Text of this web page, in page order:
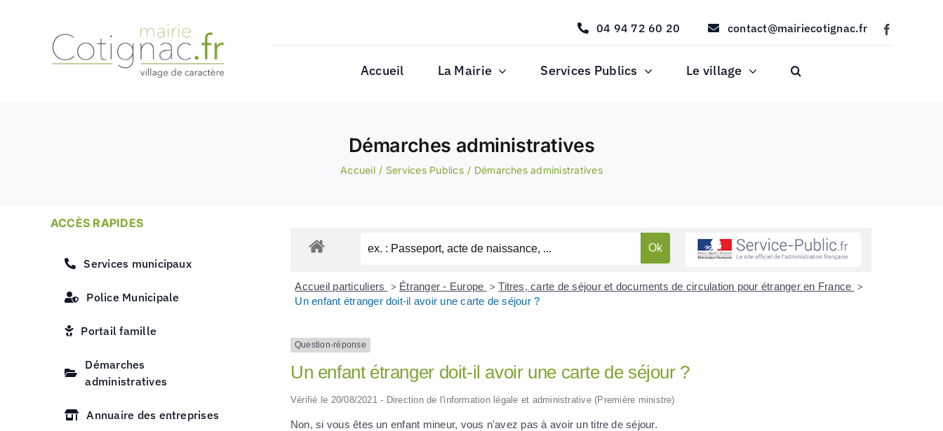
04 94 72 60 20 contact@mairiecotignac.fr
Accueil La Mairie Services Publics Le village
Démarches administratives
Accueil Services Publics Démarches administratives
ACCÈS RAPIDES
Services municipaux
Police Municipale
Portail famille
Démarches
administratives
Annuaire des entreprises
Accueil particuliers > Étranger - Europe > Titres, carte de séjour et documents de circulation pour étranger en France >
Un enfant étranger doit-il avoir une carte de séjour ?
Question-réponse
Un enfant étranger doit-il avoir une carte de séjour ?
Vérifié le 20/08/2021 - Direction de l'information légale et administrative (Première ministre)
Non, si vous êtes un enfant mineur, vous n'avez pas à avoir un titre de séjour.